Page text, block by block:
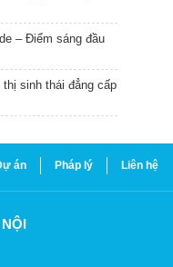
– Điểm sáng đầu
sinh thái đẳng cấp
án Pháp lý Liên hệ